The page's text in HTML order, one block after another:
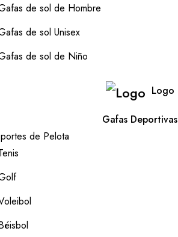
de sol de Hombre
de sol Unisex
de sol de Niño
Logo
Gafas Deportivas
de Pelota